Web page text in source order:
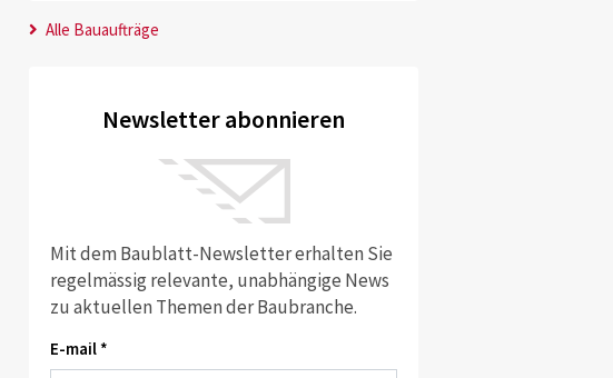
Alle Bauaufträge
Newsletter abonnieren
Mit dem Baublatt-Newsletter erhalten Sie
regelmässig relevante, unabhängige News
zu aktuellen Themen der Baubranche.
E-mail *